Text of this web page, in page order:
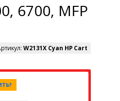
6700, MFP
W2131X Cyan HP Cart